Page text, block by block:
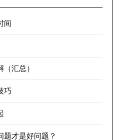
间
汇总）
巧
题才是好问题？